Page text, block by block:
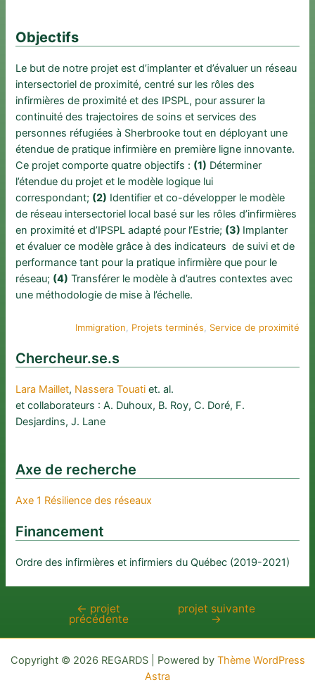
Objectifs
Le but de notre projet est d’implanter et d’évaluer un réseau
intersectoriel de proximité, centré sur les rôles des
infirmières de proximité et des IPSPL, pour assurer la
continuité des trajectoires de soins et services des
personnes réfugiées à Sherbrooke tout en déployant une
étendue de pratique infirmière en première ligne innovante.
Ce projet comporte quatre objectifs : (1) Déterminer
l’étendue du projet et le modèle logique lui
correspondant; (2) Identifier et co-développer le modèle
de réseau intersectoriel local basé sur les rôles d’infirmières
en proximité et d’IPSPL adapté pour l’Estrie; (3) Implanter
et évaluer ce modèle grâce à des indicateurs de suivi et de
performance tant pour la pratique infirmière que pour le
réseau; (4) Transférer le modèle à d’autres contextes avec
une méthodologie de mise à l’échelle.
Immigration, Projets terminés, Service de proximité
Chercheur.se.s
Lara Maillet, Nassera Touati et. al.
et collaborateurs : A. Duhoux, B. Roy, C. Doré, F.
Desjardins, J. Lane
Axe de recherche
Axe 1 Résilience des réseaux
Financement
Ordre des infirmières et infirmiers du Québec (2019-2021)
Navigation
l’article
← projet
précédente
projet suivante
→
Copyright © 2026 REGARDS | Powered by Thème WordPress
Astra